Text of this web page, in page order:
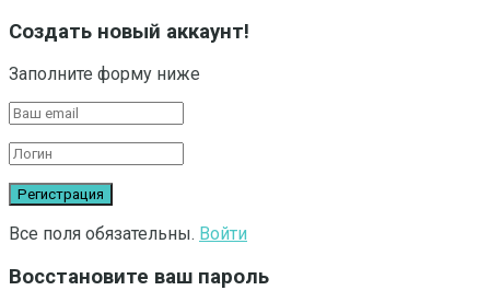
Создать новый аккаунт!
Заполните форму ниже
Все поля обязательны. Войти
Восстановите ваш пароль